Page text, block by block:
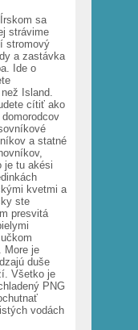
sa
strávime
stromový
a zastávka
Ide o
Island.
cítiť ako
a statné
je tu akési
kvetmi a
ste
presvitá
More je
duše
Všetko je
PNG
vodách